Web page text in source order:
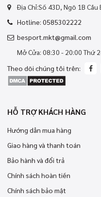
Địa Chỉ:Số 43D, Ngõ 1B Cầu
Hotline: 0585302222
besport.mkt@gmail.com
Mở Cửa: 08:30 - 20:00 Thứ
Theo dõi chúng tôi trên:
HỖ TRỢ KHÁCH HÀNG
Hướng dẫn mua hàng
Giao hàng và thanh toán
Bảo hành và đổi trả
Chính sách hoàn tiền
Chính sách bảo mật